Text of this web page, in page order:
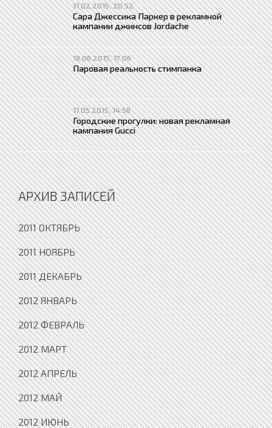
17.02.2015, 20:52
Сара Джессика Паркер в рекламной
кампании джинсов Jordache
18.06.2015, 17:06
Паровая реальность стимпанка
17.05.2015, 14:58
Городские прогулки: новая рекламная
кампания Gucci
АРХИВ ЗАПИСЕЙ
2011 ОКТЯБРЬ
2011 НОЯБРЬ
2011 ДЕКАБРЬ
2012 ЯНВАРЬ
2012 ФЕВРАЛЬ
2012 МАРТ
2012 АПРЕЛЬ
2012 МАЙ
2012 ИЮНЬ